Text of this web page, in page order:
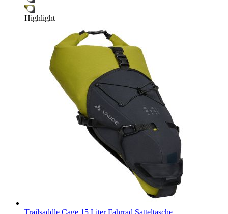
Highlight
Trailsaddle Cage 15 Liter Fahrrad Satteltasche